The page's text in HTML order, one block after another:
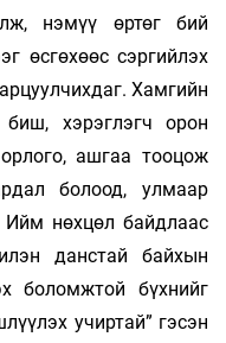
нэмүү өртөг бий
өсгөхөөс сэргийлэх
Хамгийн
хэрэглэгч орон
ашгаа тооцож
болоод, улмаар
Ийм нөхцөл байдлаас
данстай байхын
боломжтой бүхнийг
учиртай” гэсэн